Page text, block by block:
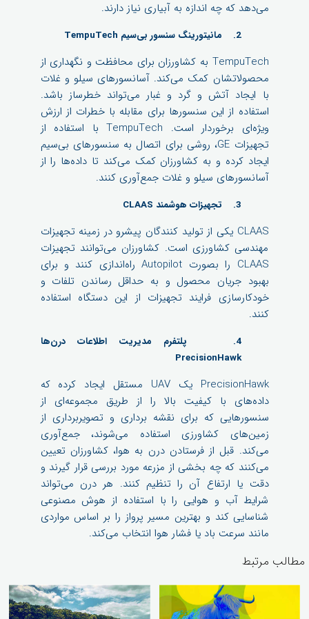
می‌دهد که چه اندازه به آبیاری نیاز دارند.
2. مانیتورینگ سنسور بی‌سیم TempuTech
TempuTech به کشاورزان برای محافظت و نگهداری از
محصولاتشان کمک می‌کند. آسانسورهای سیلو و غلات
با ایجاد آتش و گرد و غبار می‌تواند خطرساز باشد.
استفاده از این سنسورها برای مقابله با خطرات از ارزش
ویژه‌ای برخوردار است. TempuTech با استفاده از
تجهیزات GE، روشی برای اتصال به سنسورهای بی‌سیم
ایجاد کرده و به کشاورزان کمک می‌کند تا داده‌ها را از
آسانسورهای سیلو و غلات جمع‌آوری کنند.
3. تجهیزات هوشمند CLAAS
CLAAS یکی از تولید کنندگان پیشرو در زمینه تجهیزات
مهندسی کشاورزی است. کشاورزان می‌توانند تجهیزات
CLAAS را بصورت Autopilot راه‌اندازی کنند و برای
بهبود جریان محصول و به حداقل رساندن تلفات و
خودکارسازی فرایند تجهیزات از این دستگاه استفاده
کنند.
4. پلتفرم مدیریت اطلاعات درن‌ها
PrecisionHawk
PrecisionHawk یک UAV مستقل ایجاد کرده که
داده‌های با کیفیت بالا را از طریق مجموعه‌ای از
سنسورهایی که برای نقشه برداری و تصویربرداری از
زمین‌های کشاورزی استفاده می‌شوند، جمع‌آوری
می‌کند. قبل از فرستادن درن به هوا، کشاورزان تعیین
می‌کنند که چه بخشی از مزرعه مورد بررسی قرار گیرند و
دقت یا ارتفاع آن را تنظیم کنند. هر درن می‌تواند
شرایط آب و هوایی را با استفاده از هوش مصنوعی
شناسایی کند و بهترین مسیر پرواز را بر اساس مواردی
مانند سرعت باد یا فشار هوا انتخاب می‌کند.
مطالب مرتبط